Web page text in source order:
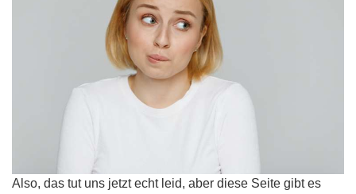
Also, das tut uns jetzt echt leid, aber diese Seite gibt es